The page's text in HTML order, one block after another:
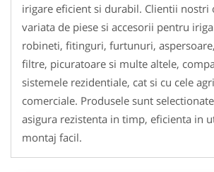
irigare eficient si durabil. Clientii nostri
variata de piese si accesorii pentru
robineti, fitinguri, furtunuri,
filtre, picuratoare si multe altele,
sistemele rezidentiale, cat si cu cele
comerciale. Produsele sunt
asigura rezistenta in timp, eficienta in
montaj facil.